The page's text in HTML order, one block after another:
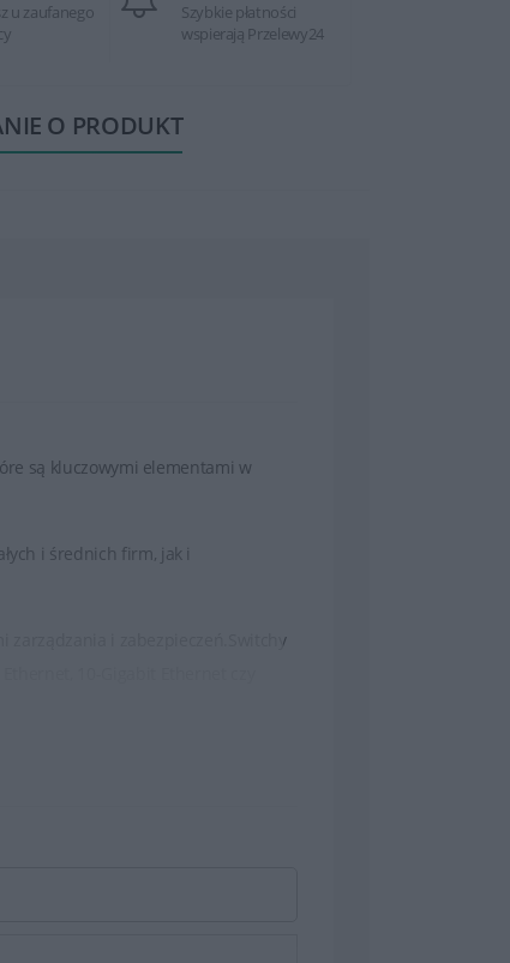
u zaufanego
Szybkie płatności
wspierają Przelewy24
O PRODUKT
są kluczowymi elementami w
i średnich firm, jak i
zarządzania i zabezpieczeń.Switchy
listy kontroli dostępu
urządzenia.